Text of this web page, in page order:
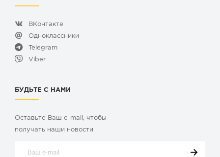
ВКонтакте
Одноклассники
Telegram
Viber
БУДЬТЕ С НАМИ
Оставьте Ваш e-mail, чтобы
получать наши новости